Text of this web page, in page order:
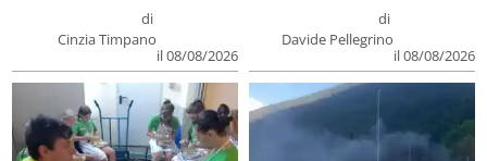
di
Cinzia Timpano
il 08/08/2026
di
Davide Pellegrino
il 08/08/2026